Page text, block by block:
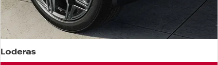
Loderas